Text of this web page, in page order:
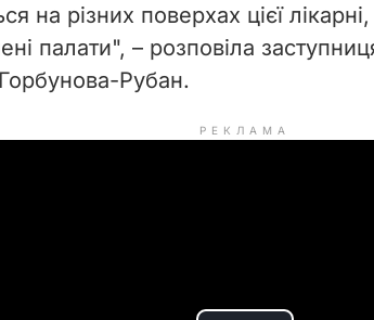
на різних поверхах цієї
палати", – розповіла
Рубан.
РЕКЛАМА